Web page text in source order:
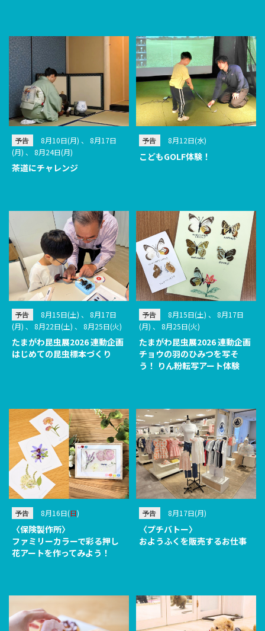
予告
8月10日(月) 、 8月17日
(月) 、 8月24日(月)
茶道にチャレンジ
予告 8月12日(水)
こどもGOLF体験！
予告
8月15日(土) 、 8月17日
(月) 、 8月22日(土) 、 8月25日(火)
たまがわ昆虫展2026 連動企画
はじめての昆虫標本づくり
予告
8月15日(土) 、 8月17日
(月) 、 8月25日(火)
たまがわ昆虫展2026 連動企画
チョウの羽のひみつを写そ
う！ りん粉転写アート体験
予告 8月16日(日)
〈保険製作所〉
ファミリーカラーで彩る押し
花アートを作ってみよう！
予告 8月17日(月)
〈プチバトー〉
おようふくを販売するお仕事